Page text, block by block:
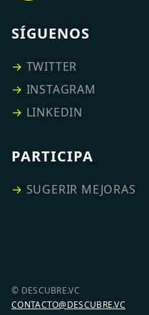
SÍGUENOS
→ TWITTER
→ INSTAGRAM
→ LINKEDIN
PARTICIPA
→ SUGERIR MEJORAS
© DESCUBRE.VC
CONTACTO@DESCUBRE.VC